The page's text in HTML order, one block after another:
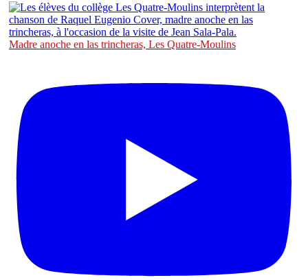
Madre anoche en las trincheras, Les Quatre-Moulins